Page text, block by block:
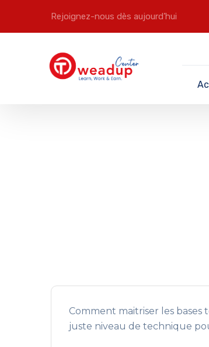
Rejoignez-nous dès aujourd’hui
Comment maitriser les
juste niveau de technique